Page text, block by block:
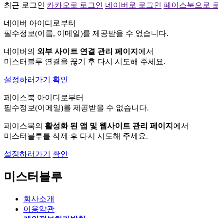
최근 로그인 카카오로 로그인 네이버로 로그인 페이스북으로
네이버 아이디로부터
필수정보(이름, 이메일)를 제공받을 수 없습니다.
네이버의 외부 사이트 연결 관리 페이지 에서
미스터블루 연결을 끊기 후 다시 시도해 주세요.
설정하러가기 확인
페이스북 아이디로부터
필수정보(이메일)를 제공받을 수 없습니다.
페이스북의 활성화 된 앱 및 웹사이트 관리 페이지 에서
미스터블루를 삭제 후 다시 시도해 주세요.
설정하러가기 확인
미스터블루
회사소개
이용약관